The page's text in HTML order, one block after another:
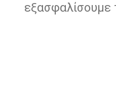
εξασφαλίσουμε